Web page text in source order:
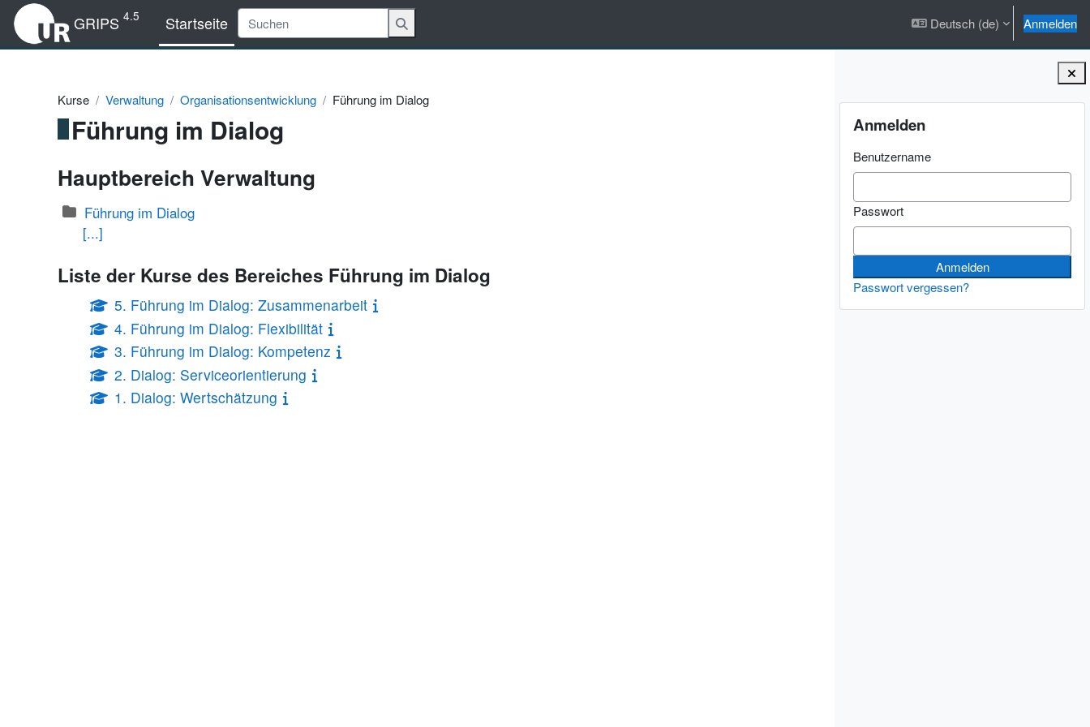
Zum Hauptinhalt
GRIPS 4.5 Startseite Deutsch ‎(de)‎ Anmelden
Blöcke
Anmelden
Benutzername
Passwort
Passwort vergessen?
Kurse Verwaltung Organisationsentwicklung Führung im Dialog
Führung im Dialog
Hauptbereich Verwaltung
Führung im Dialog
[...]
Liste der Kurse des Bereiches Führung im Dialog
5. Führung im Dialog: Zusammenarbeit
4. Führung im Dialog: Flexibilität
3. Führung im Dialog: Kompetenz
2. Dialog: Serviceorientierung
1. Dialog: Wertschätzung